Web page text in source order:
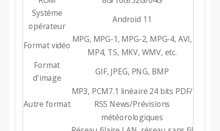
Système
opérateur
Android 11
Format vidéo
MPG, MPG-1, MPG-2, MPG-4, AVI,
MP4, TS, MKV, WMV, etc.
Format
d'image
GIF, JPEG, PNG, BMP
Autre format
MP3, PCM7.1 linéaire 24 bits PDF/
RSS News/Prévisions
météorologiques